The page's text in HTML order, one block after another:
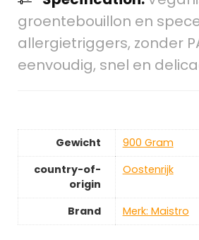
groentebouillon en
allergietriggers, zonder
eenvoudig, snel en
Gewicht
‎900 Gram
country-of-
origin
‎Oostenrijk
Brand Merk: Maistro